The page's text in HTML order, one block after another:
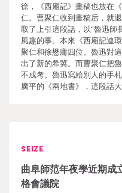
徐，《西廂記》畫稿也放在
仁。曹聚仁收到畫稿后，就
取了上引這段話，以“魯迅師
風趣的事。本來《西廂記連
聚仁和徐懋庸四位。魯迅對
出了新的希冀。而曹聚仁把
不成考。魯迅寫給別人的手
廣平的《兩地書》，這段話
SEIZE
曲阜師范年夜學近期成
格會議院